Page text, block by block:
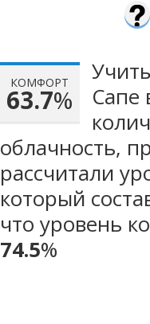
КОМФОРТ
63.7%
Сапе
облачность,
рассчитали
который
что уровень
74.5%